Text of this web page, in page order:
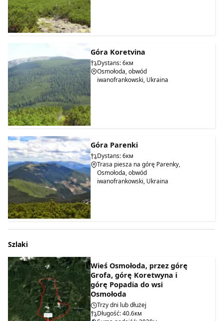
Góra Koretvina
Dystans: 6км
Osmołoda, obwód
iwanofrankowski, Ukraina
Góra Parenki
Dystans: 6км
Trasa piesza na górę Parenky,
Osmołoda, obwód
iwanofrankowski, Ukraina
Szlaki
Wieś Osmołoda, przez górę
Grofa, górę Koretwyna i
górę Popadia do wsi
Osmołoda
Trzy dni lub dłużej
Długość: 40.6км